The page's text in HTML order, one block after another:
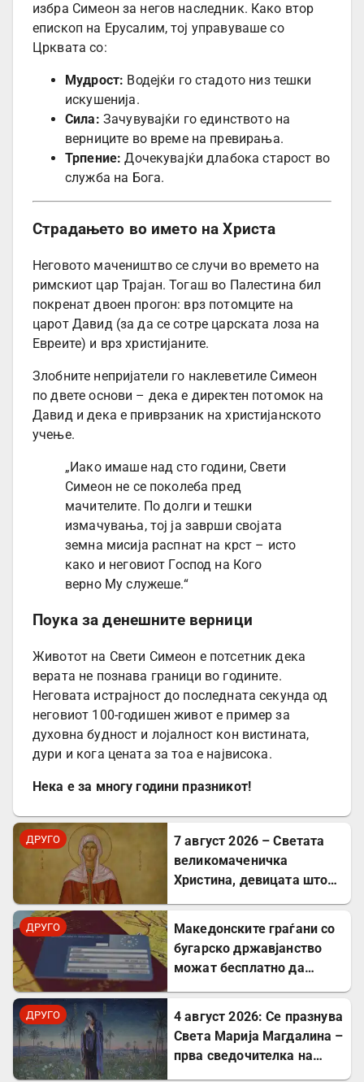
избра Симеон за негов наследник. Како втор
епископ на Ерусалим, тој управуваше со
Црквата со:
Мудрост: Водејќи го стадото низ тешки
искушенија.
Сила: Зачувувајќи го единството на
верниците во време на превирања.
Трпение: Дочекувајќи длабока старост во
служба на Бога.
Страдањето во името на Христа
Неговото мачеништво се случи во времето на
римскиот цар Трајан. Тогаш во Палестина бил
покренат двоен прогон: врз потомците на
царот Давид (за да се сотре царската лоза на
Евреите) и врз христијаните.
Злобните непријатели го наклеветиле Симеон
по двете основи – дека е директен потомок на
Давид и дека е приврзаник на христијанското
учење.
„Иако имаше над сто години, Свети
Симеон не се поколеба пред
мачителите. По долги и тешки
измачувања, тој ја заврши својата
земна мисија распнат на крст – исто
како и неговиот Господ на Кого
верно Му служеше.“
Поука за денешните верници
Животот на Свети Симеон е потсетник дека
верата не познава граници во годините.
Неговата истрајност до последната секунда од
неговиот 100-годишен живот е пример за
духовна будност и лојалност кон вистината,
дури и кога цената за тоа е највисока.
Нека е за многу години празникот!
ДРУГО
7 август 2026 – Светата
великомаченичка
Христина, девицата што
ДРУГО
Mакедонските граѓани со
бугарско државјанство
можат бесплатно да
ДРУГО
4 август 2026: Се празнува
Света Марија Магдалина –
прва сведочителка на